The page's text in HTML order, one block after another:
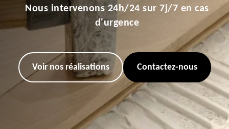
Nous intervenons 24h/24 sur 7j/7 en cas
d'urgence
Voir nos réalisations Contactez-nous